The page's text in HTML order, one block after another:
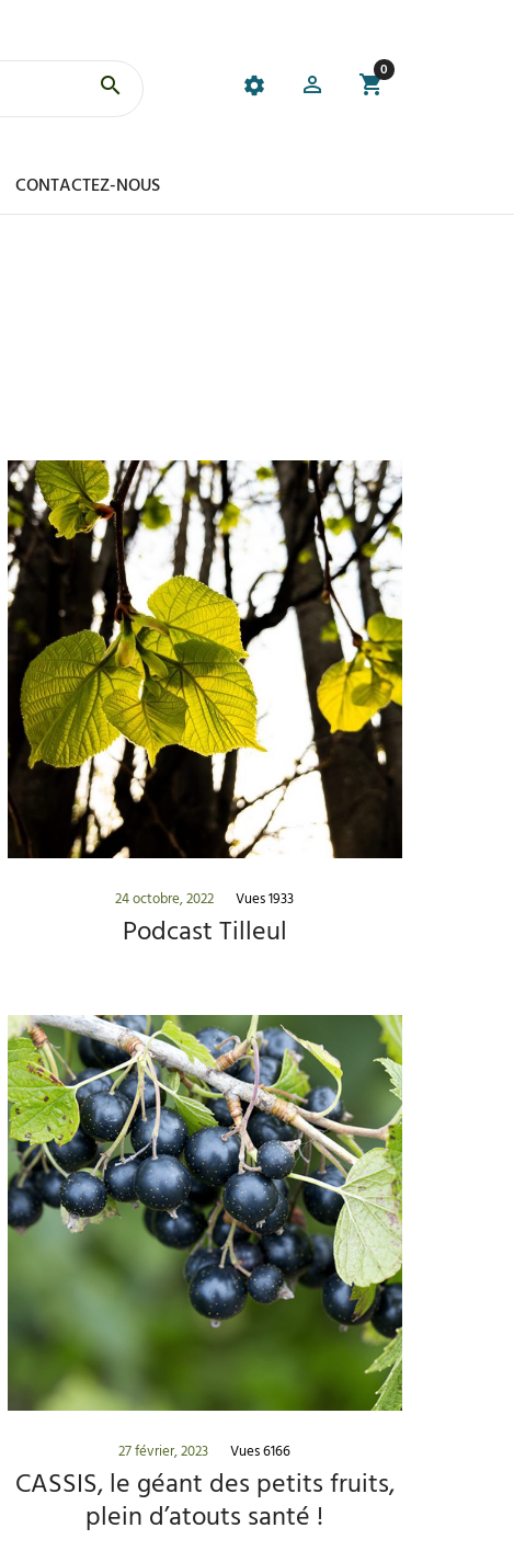
0
CONTACTEZ-NOUS
24 octobre, 2022 Vues 1933
Podcast Tilleul
27 février, 2023 Vues 6166
CASSIS, le géant des petits fruits,
plein d’atouts santé !